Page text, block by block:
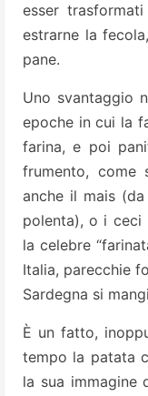
esser
estrarne la
pane.
Uno svantaggio
epoche in cui la
farina, e poi
frumento, come
anche il mais
polenta), o i ceci
la celebre
Italia, parecchie
Sardegna si
È un fatto,
tempo la patata
la sua immagine